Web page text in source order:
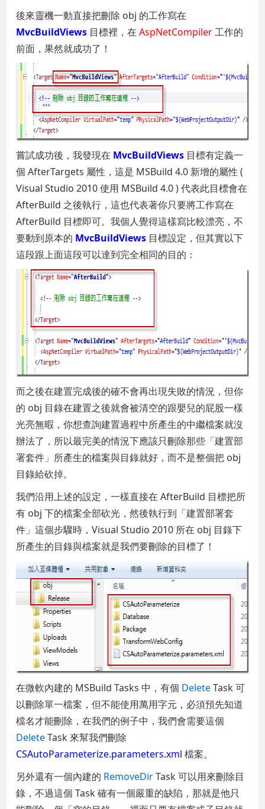
後來靈機一動直接把刪除 obj 的工作寫在
MvcBuildViews 目標裡，在AspNetCompiler工作的
前面，果然就成功了！
嘗試成功後，我發現在 MvcBuildViews 目標有定義一
個 AfterTargets 屬性，這是 MSBuild 4.0 新增的屬性 (
Visual Studio 2010 使用 MSBuild 4.0 ) 代表此目標會在
AfterBuild 之後執行，這也代表著你只要將工作寫在
AfterBuild 目標即可。我個人覺得這樣寫比較漂亮，不
要動到原本的 MvcBuildViews 目標設定，但其實以下
這段跟上面這段可以達到完全相同的目的：
而之後在建置完成後的確不會再出現失敗的情況，但你
的 obj 目錄在建置之後就會被清空的跟嬰兒的屁股一樣
光亮無暇，你想查詢建置過程中所產生的中繼檔案就沒
辦法了，所以最完美的情況下應該只刪除那些「建置部
署套件」所產生的檔案與目錄就好，而不是整個把 obj
目錄給砍掉。
我們沿用上述的設定，一樣直接在 AfterBuild 目標把所
有 obj 下的檔案全部砍光，然後執行到「建置部署套
件」這個步驟時，Visual Studio 2010 所在 obj 目錄下
所產生的目錄與檔案就是我們要刪除的目標了！
在微軟內建的 MSBuild Tasks 中，有個 DeleteTask 可
以刪除單一檔案，但不能使用萬用字元，必須預先知道
檔名才能刪除，在我們的例子中，我們會需要這個
DeleteTask 來幫我們刪除
CSAutoParameterize.parameters.xml 檔案。
另外還有一個內建的 RemoveDirTask 可以用來刪除目
錄，不過這個 Task 確有一個嚴重的缺陷，那就是他只